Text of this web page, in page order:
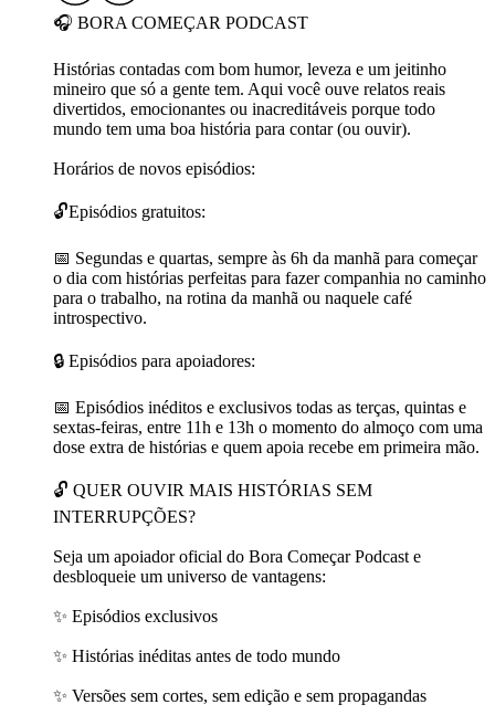
🎧 BORA COMEÇAR PODCAST
Histórias contadas com bom humor, leveza e um jeitinho
mineiro que só a gente tem. Aqui você ouve relatos reais
divertidos, emocionantes ou inacreditáveis porque todo
mundo tem uma boa história para contar (ou ouvir).
Horários de novos episódios:
🔓Episódios gratuitos:
📅 Segundas e quartas, sempre às 6h da manhã para começar
o dia com histórias perfeitas para fazer companhia no caminho
para o trabalho, na rotina da manhã ou naquele café
introspectivo.
🔒 Episódios para apoiadores:
📅 Episódios inéditos e exclusivos todas as terças, quintas e
sextas-feiras, entre 11h e 13h o momento do almoço com uma
dose extra de histórias e quem apoia recebe em primeira mão.
🔓 QUER OUVIR MAIS HISTÓRIAS SEM
INTERRUPÇÕES?
Seja um apoiador oficial do Bora Começar Podcast e
desbloqueie um universo de vantagens:
✨ Episódios exclusivos
✨ Histórias inéditas antes de todo mundo
✨ Versões sem cortes, sem edição e sem propagandas